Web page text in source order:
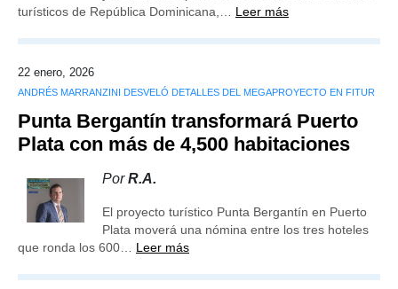
turísticos de República Dominicana,… Leer más
22 enero, 2026
ANDRÉS MARRANZINI DESVELÓ DETALLES DEL MEGAPROYECTO EN FITUR
Punta Bergantín transformará Puerto
Plata con más de 4,500 habitaciones
PorR.A.
El proyecto turístico Punta Bergantín en Puerto
Plata moverá una nómina entre los tres hoteles
que ronda los 600… Leer más